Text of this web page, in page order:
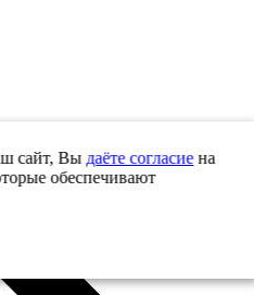
сайт, Вы даёте согласиена
обеспечивают